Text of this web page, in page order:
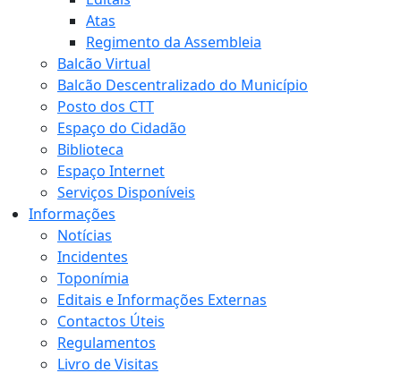
Atas
Regimento da Assembleia
Balcão Virtual
Balcão Descentralizado do Município
Posto dos CTT
Espaço do Cidadão
Biblioteca
Espaço Internet
Serviços Disponíveis
Informações
Notícias
Incidentes
Toponímia
Editais e Informações Externas
Contactos Úteis
Regulamentos
Livro de Visitas